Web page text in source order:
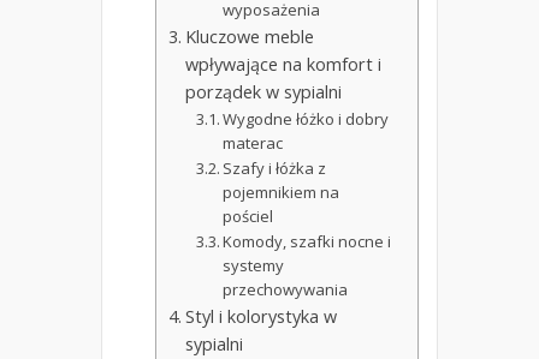
wyposażenia
Kluczowe meble
wpływające na komfort i
porządek w sypialni
Wygodne łóżko i dobry
materac
Szafy i łóżka z
pojemnikiem na
pościel
Komody, szafki nocne i
systemy
przechowywania
Styl i kolorystyka w
sypialni